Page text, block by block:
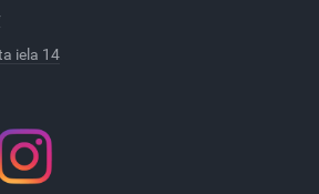
iela 14